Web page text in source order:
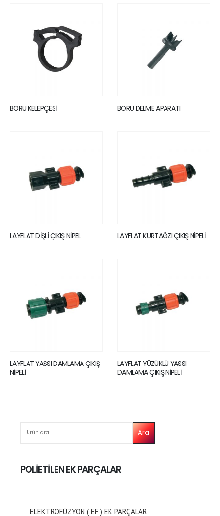
BORU KELEPÇESİ BORU DELME APARATI
LAYFLAT DİŞLİ ÇIKIŞ NİPELİ LAYFLAT KURTAĞZI ÇIKIŞ NİPELİ
LAYFLAT YASSI DAMLAMA ÇIKIŞ
NİPELİ
LAYFLAT YÜZÜKLÜ YASSI
DAMLAMA ÇIKIŞ NİPELİ
Ara
POLİETİLEN EK PARÇALAR
ELEKTROFÜZYON ( EF ) EK PARÇALAR